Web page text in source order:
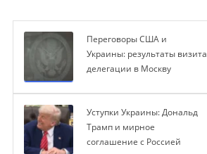
Переговоры США и
Украины: результаты визита
делегации в Москву
Уступки Украины: Дональд
Трамп и мирное
соглашение с Россией